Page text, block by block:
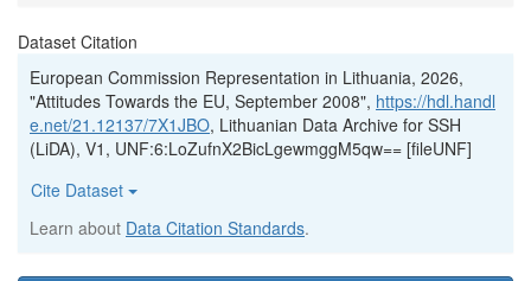
Dataset Citation
European Commission Representation in Lithuania, 2026,
"Attitudes Towards the EU, September 2008", https://hdl.handl
e.net/21.12137/7X1JBO, Lithuanian Data Archive for SSH
(LiDA), V1, UNF:6:LoZufnX2BicLgewmggM5qw== [fileUNF]
Cite Dataset
Learn about Data Citation Standards.